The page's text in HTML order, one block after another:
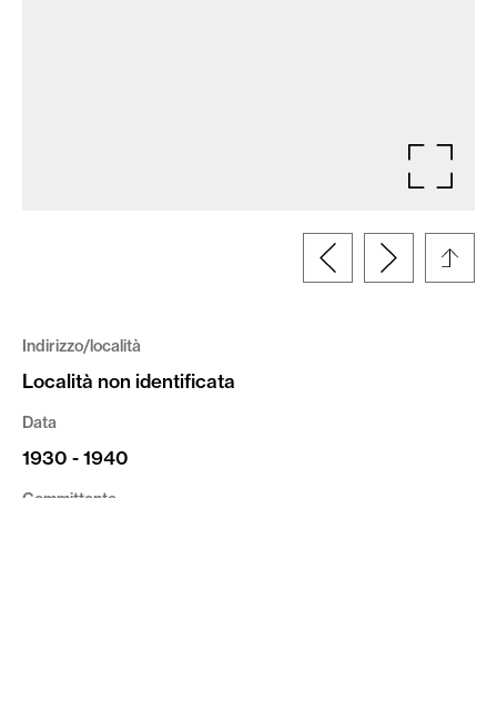
Indirizzo/località
Località non identificata
Data
1930 - 1940
Committente